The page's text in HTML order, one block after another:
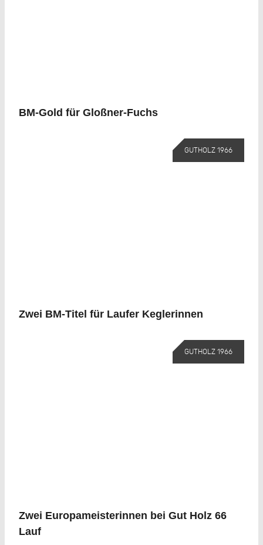
BM-Gold für Gloßner-Fuchs
GUTHOLZ 1966
Zwei BM-Titel für Laufer Keglerinnen
GUTHOLZ 1966
Zwei Europameisterinnen bei Gut Holz 66
Lauf